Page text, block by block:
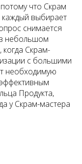
что Скрам
выбирает
снимается
небольшом
когда Скрам-
с большими
необходимую
Продукта,
у Скрам-мастера